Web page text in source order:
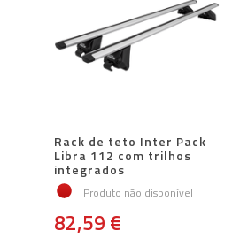
Rack de teto Inter Pack
Libra 112 com trilhos
integrados
Produto não disponível
82,59 €